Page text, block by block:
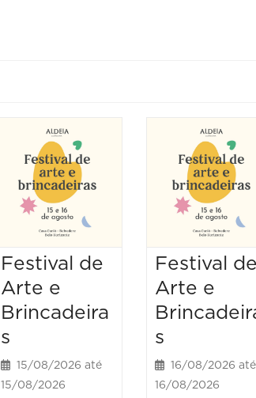
Festival de
Arte e
Brincadeira
s
15/08/2026 até
15/08/2026
Festival de
Arte e
s
16/08/2026 até
16/08/2026